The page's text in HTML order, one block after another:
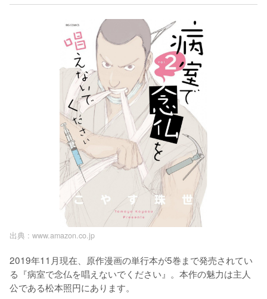
出典 : www.amazon.co.jp
2019年11月現在、原作漫画の単行本が5巻まで発売されてい
る『病室で念仏を唱えないでください』。本作の魅力は主人
公である松本照円にあります。